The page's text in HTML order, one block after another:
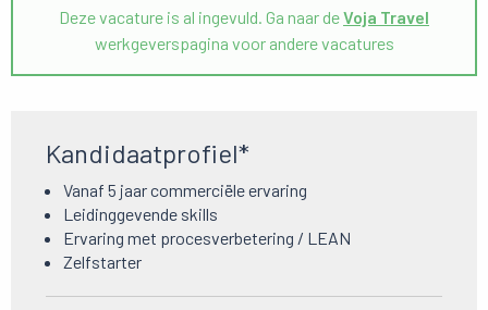
Deze vacature is al ingevuld. Ga naar deVoja Travel
werkgeverspagina voor andere vacatures
Kandidaatprofiel*
Vanaf 5 jaar commerciële ervaring
Leidinggevende skills
Ervaring met procesverbetering / LEAN
Zelfstarter